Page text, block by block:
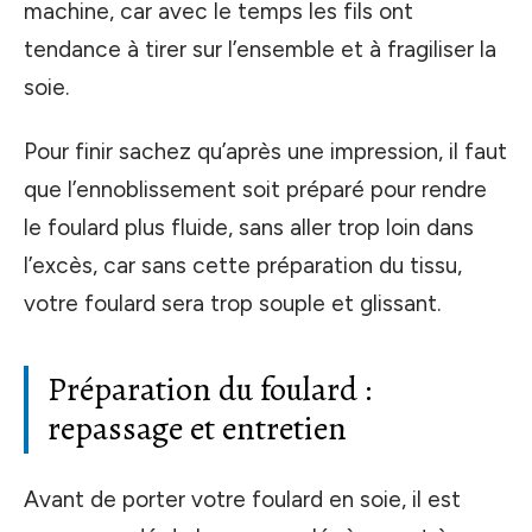
machine, car avec le temps les fils ont
tendance à tirer sur l’ensemble et à fragiliser la
soie.
Pour finir sachez qu’après une impression, il faut
que l’ennoblissement soit préparé pour rendre
le foulard plus fluide, sans aller trop loin dans
l’excès, car sans cette préparation du tissu,
votre foulard sera trop souple et glissant.
Préparation du foulard :
repassage et entretien
Avant de porter votre foulard en soie, il est